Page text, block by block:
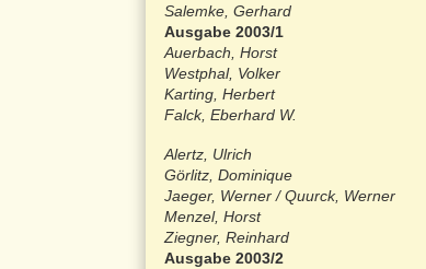
Salemke, Gerhard
Ausgabe 2003/1
Auerbach, Horst
Westphal, Volker
Karting, Herbert
Falck, Eberhard W.
Alertz, Ulrich
Görlitz, Dominique
Jaeger, Werner / Quurck, Werner
Menzel, Horst
Ziegner, Reinhard
Ausgabe 2003/2